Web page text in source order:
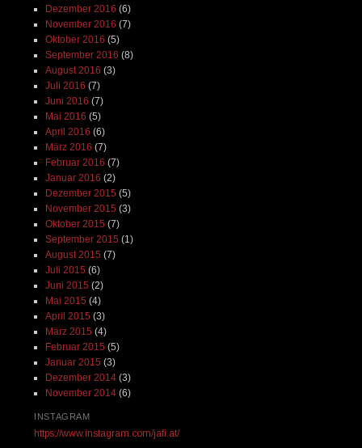
Dezember 2016 (6)
November 2016 (7)
Oktober 2016 (5)
September 2016 (8)
August 2016 (3)
Juli 2016 (7)
Juni 2016 (7)
Mai 2016 (5)
April 2016 (6)
März 2016 (7)
Februar 2016 (7)
Januar 2016 (2)
Dezember 2015 (5)
November 2015 (3)
Oktober 2015 (7)
September 2015 (1)
August 2015 (7)
Juli 2015 (6)
Juni 2015 (2)
Mai 2015 (4)
April 2015 (3)
März 2015 (4)
Februar 2015 (5)
Januar 2015 (3)
Dezember 2014(3)
November 2014(6)
INSTAGRAM
https://www.instagram.com/jafi.at/